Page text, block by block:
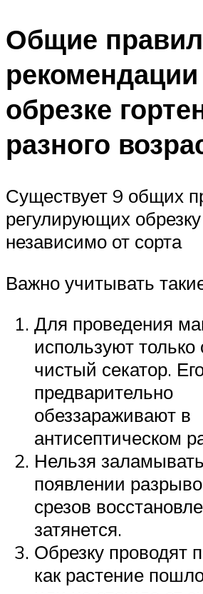
Общие
обрезке
разного
Существует 9 общих
регулирующих обрезку
независимо от сорта
Важно учитывать
Для проведения
используют только
чистый секатор.
предварительно
обеззараживают в
антисептическом
Нельзя
появлении
срезов
затянется.
Обрезку проводят
как растение